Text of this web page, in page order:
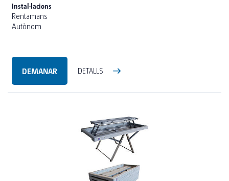
Instal·lacions
Rentamans
Autònom
DEMANAR DETALLS